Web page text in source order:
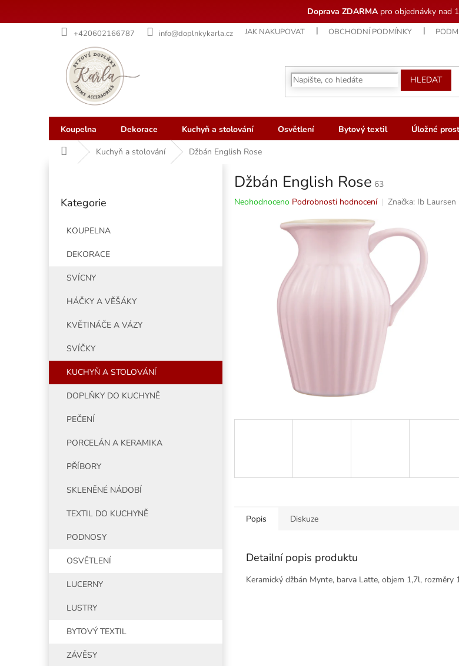
Doprava ZDARMApro objednávky nad
+420602166787 info@doplnkykarla.cz JAK NAKUPOVAT OBCHODNÍ PODMÍNKY
HLEDAT
Koupelna Dekorace Kuchyň a stolování Osvětlení Bytový textil Úložné
Domů Kuchyň a stolování Džbán English Rose
kategorie
Kategorie
KOUPELNA
DEKORACE
SVÍCNY
HÁČKY A VĚŠÁKY
KVĚTINÁČE A VÁZY
SVÍČKY
KUCHYŇ A STOLOVÁNÍ
DOPLŇKY DO KUCHYNĚ
PEČENÍ
PORCELÁN A KERAMIKA
PŘÍBORY
SKLENĚNÉ NÁDOBÍ
TEXTIL DO KUCHYNĚ
PODNOSY
OSVĚTLENÍ
LUCERNY
LUSTRY
BYTOVÝ TEXTIL
ZÁVĚSY
Džbán English Rose 63
Průměrné
Neohodnoceno Podrobnosti hodnocení Značka: Ib Laursen
Popis Diskuze
Detailní popis produktu
Keramický džbán Mynte, barva Latte, objem 1,7l,